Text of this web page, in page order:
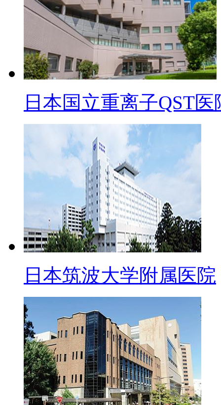
日本国立重离子QST医
日本筑波大学附属医院